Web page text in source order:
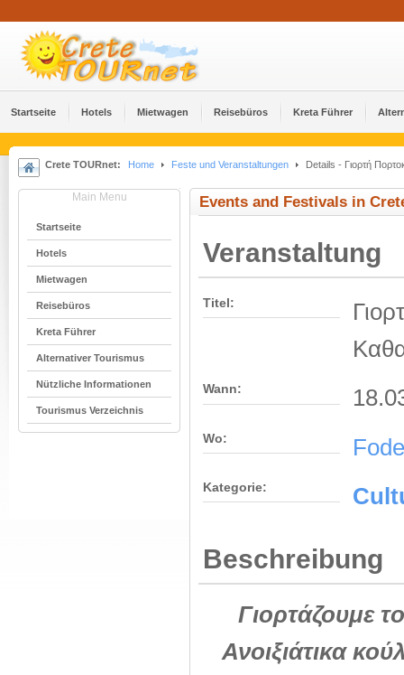
Startseite Hotels Mietwagen Reisebüros Kreta Führer
Crete TOURnet: Home Feste und Veranstaltungen Details - Γιορτή
Main Menu
Startseite
Hotels
Mietwagen
Reisebüros
Kreta Führer
Alternativer Tourismus
Nützliche Informationen
Tourismus Verzeichnis
Events and Festivals in
Veranstaltung
Titel:
Wann:
Wo:
Kategorie:
Beschreibung
Γιορτάζουμε
Ανοιξιάτικα